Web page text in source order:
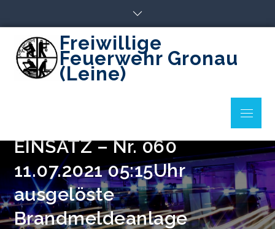
content
Freiwillige
Feuerwehr Gronau
(Leine)
Menu
EINSATZ – Nr. 060
11.07.2021 05:15Uhr
ausgelöste
Brandmeldeanlage